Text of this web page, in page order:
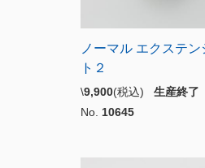
ノーマル エクステ
ト２
\9,900(税込) 生産終了
No. 10645